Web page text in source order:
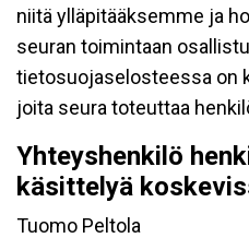
niitä ylläpitääksemme ja
seuran toimintaan
tietosuojaselosteessa on
joita seura toteuttaa
Yhteyshenkilö
käsittelyä
Tuomo Peltola